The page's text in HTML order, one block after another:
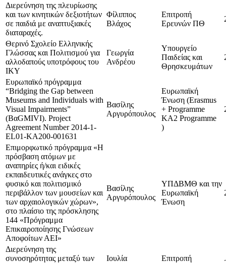
Διερεύνηση της πλευρίωσης
και των κινητικών δεξιοτήτων
σε παιδιά με αναπτυξιακές
διαταραχές.
Φίλιππος
Βλάχος
Επιτροπή
Ερευνών ΠΘ
Θερινό Σχολείο Ελληνικής
Γλώσσας και Πολιτισμού για
αλλοδαπούς υποτρόφους του
ΙΚΥ
Γεωργία
Ανδρέου
Υπουργείο
Παιδείας και
Θρησκευμάτων
Ευρωπαϊκό πρόγραμμα
“Bridging the Gap between
Museums and Individuals with
Visual Impairments”
(BαGMIVI). Project
Agreement Number 2014-1-
EL01-KA200-001631
Βασίλης
Αργυρόπουλος
Ευρωπαϊκή
Ένωση (Erasmus
+ Programme
KA2 Programme
)
Επιμορφωτικό πρόγραμμα «Η
πρόσβαση ατόμων με
αναπηρίες ή/και ειδικές
εκπαιδευτικές ανάγκες στο
φυσικό και πολιτισμικό
περιβάλλον των μουσείων και
των αρχαιολογικών χώρων»,
στο πλαίσιο της πρόσκλησης
144 «Πρόγραμμα
Επικαιροποίησης Γνώσεων
Αποφοίτων ΑΕΙ»
Βασίλης
Αργυρόπουλος
ΥΠΔΒΜΘ και την
Ευρωπαϊκή
Ένωση
Διερεύνηση της
συνοσηρότητας μεταξύ των
Ιουλία
Επιτροπή